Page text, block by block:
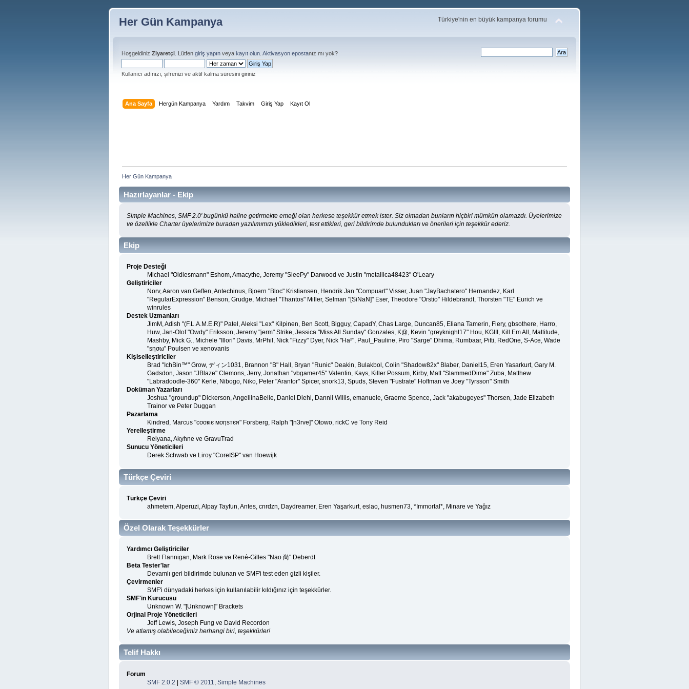
Her Gün Kampanya Türkiye'nin en büyük kampanya forumu
Hoşgeldiniz Ziyaretçi . Lütfen giriş yapın veya kayıt olun Aktivasyon epostanız mı yok?
Kullanıcı adınızı, şifrenizi ve aktif kalma süresini giriniz
Ana Sayfa Hergün Kampanya Yardım Takvim Giriş Yap Kayıt Ol
Her Gün Kampanya
Hazırlayanlar - Ekip
Simple Machines, SMF 2.0' bugünkü haline getirmekte emeği olan herkese teşekkür etmek ister. Siz olmadan bunların hiçbiri mümkün olamazdı. Üyelerimize
ve özellikle Charter üyelerimize buradan yazılımımızı yükledikleri, test ettikleri, geri bildirimde bulundukları ve önerileri için teşekkür ederiz.
Ekip
Proje Desteği
Michael "Oldiesmann" Eshom, Amacythe, Jeremy "SleePy" Darwood ve Justin "metallica48423" O'Leary
Geliştiriciler
Norv, Aaron van Geffen, Antechinus, Bjoern "Bloc" Kristiansen, Hendrik Jan "Compuart" Visser, Juan "JayBachatero" Hernandez, Karl
"RegularExpression" Benson, Grudge, Michael "Thantos" Miller, Selman "[SiNaN]" Eser, Theodore "Orstio" Hildebrandt, Thorsten "TE" Eurich ve
winrules
Destek Uzmanları
JimM, Adish "(F.L.A.M.E.R)" Patel, Aleksi "Lex" Kilpinen, Ben Scott, Bigguy, CapadY, Chas Large, Duncan85, Eliana Tamerin, Fiery, gbsothere, Harro,
Huw, Jan-Olof "Owdy" Eriksson, Jeremy "jerm" Strike, Jessica "Miss All Sunday" Gonzales, K@, Kevin "greyknight17" Hou, KGIII, Kill Em All, Mattitude,
Mashby, Mick G., Michele "Illori" Davis, MrPhil, Nick "Fizzy" Dyer, Nick "Ha²", Paul_Pauline, Piro "Sarge" Dhima, Rumbaar, Pitti, RedOne, S-Ace, Wade
"sησω" Poulsen ve xenovanis
Kişiselleştiriciler
Brad "IchBin™" Grow, ディン1031, Brannon "B" Hall, Bryan "Runic" Deakin, Bulakbol, Colin "Shadow82x" Blaber, Daniel15, Eren Yasarkurt, Gary M.
Gadsdon, Jason "JBlaze" Clemons, Jerry, Jonathan "vbgamer45" Valentin, Kays, Killer Possum, Kirby, Matt "SlammedDime" Zuba, Matthew
"Labradoodle-360" Kerle, Nibogo, Niko, Peter "Arantor" Spicer, snork13, Spuds, Steven "Fustrate" Hoffman ve Joey "Tyrsson" Smith
Doküman Yazarları
Joshua "groundup" Dickerson, AngellinaBelle, Daniel Diehl, Dannii Willis, emanuele, Graeme Spence, Jack "akabugeyes" Thorsen, Jade Elizabeth
Trainor ve Peter Duggan
Pazarlama
Kindred, Marcus "cσσкιє мσηѕтєя" Forsberg, Ralph "[n3rve]" Otowo, rickC ve Tony Reid
Yerelleştirme
Relyana, Akyhne ve GravuTrad
Sunucu Yöneticileri
Derek Schwab ve Liroy "CoreISP" van Hoewijk
Türkçe Çeviri
Türkçe Çeviri
ahmetem, Alperuzi, Alpay Tayfun, Antes, cnrdzn, Daydreamer, Eren Yaşarkurt, eslao, husmen73, *Immortal*, Minare ve Yağız
Özel Olarak Teşekkürler
Yardımcı Geliştiriciler
Brett Flannigan, Mark Rose ve René-Gilles "Nao 尚" Deberdt
Beta Tester'lar
Devamlı geri bildirimde bulunan ve SMF'i test eden gizli kişiler.
Çevirmenler
SMF'i dünyadaki herkes için kullanılabilir kıldığınız için teşekkürler.
SMF'in Kurucusu
Unknown W. "[Unknown]" Brackets
Orjinal Proje Yöneticileri
Jeff Lewis, Joseph Fung ve David Recordon
Ve atlamış olabileceğimiz herhangi biri, teşekkürler!
Telif Hakkı
Forum
SMF 2.0.2 | SMF © 2011 Simple Machines